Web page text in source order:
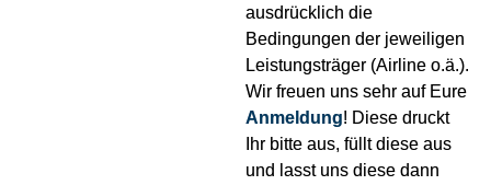
ausdrücklich die
Bedingungen der jeweiligen
Leistungsträger (Airline o.ä.).
Wir freuen uns sehr auf Eure
Anmeldung! Diese druckt
Ihr bitte aus, füllt diese aus
und lasst uns diese dann